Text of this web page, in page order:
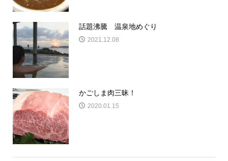
話題沸騰 温泉地めぐり
2021.12.08
かごしま肉三昧！
2020.01.15